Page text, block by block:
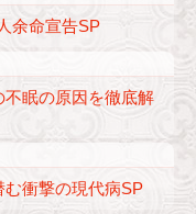
余命宣告SP
眠の原因を徹底解
衝撃の現代病SP